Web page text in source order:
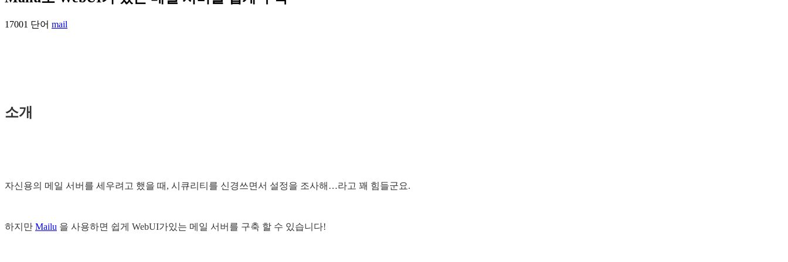
17001 단어 mail
소개
자신용의 메일 서버를 세우려고 했을 때, 시큐리티를 신경쓰면서 설정을 조사해…라고 꽤 힘들군요.
하지만 Mailu 을 사용하면 쉽게 WebUI가있는 메일 서버를 구축 할 수 있습니다!